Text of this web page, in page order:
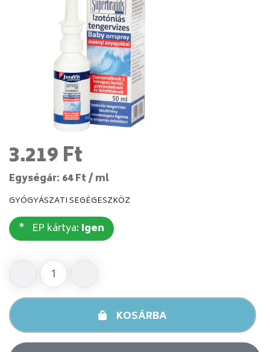
3.219 Ft
Egységár: 64 Ft / ml
GYÓGYÁSZATI SEGÉGESZKÖZ
EP kártya: Igen
KOSÁRBA